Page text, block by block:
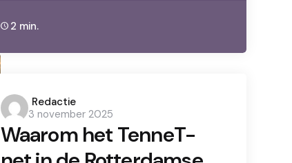
2 min.
Posted
by
Redactie
3 november 2025
Waarom het TenneT-